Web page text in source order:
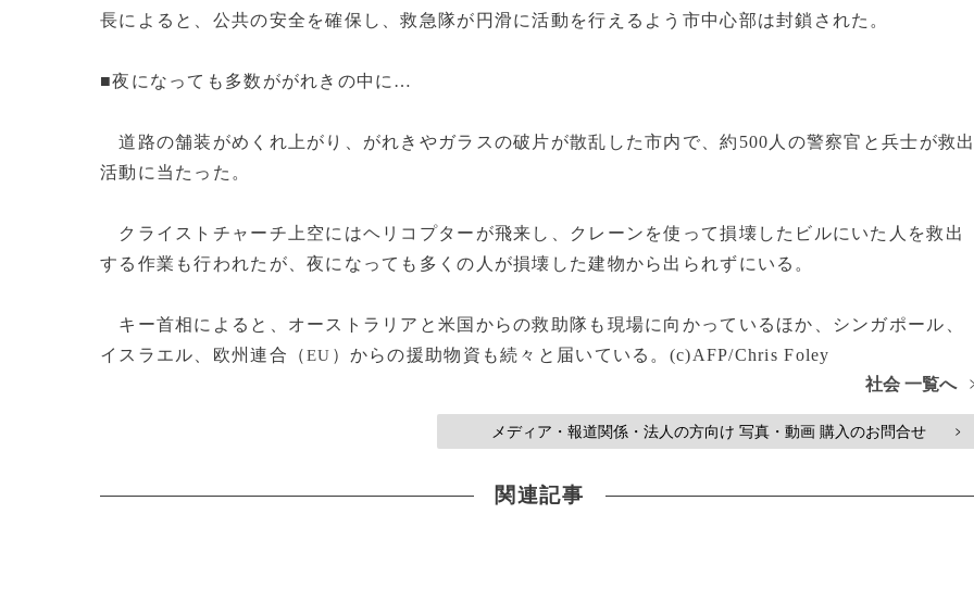
長によると、公共の安全を確保し、救急隊が円滑に活動を行えるよう市中心部は封鎖された。
■夜になっても多数ががれきの中に…
道路の舗装がめくれ上がり、がれきやガラスの破片が散乱した市内で、約500人の警察官と兵士が救
活動に当たった。
クライストチャーチ上空にはヘリコプターが飛来し、クレーンを使って損壊したビルにいた人を救出
する作業も行われたが、夜になっても多くの人が損壊した建物から出られずにいる。
キー首相によると、オーストラリアと米国からの救助隊も現場に向かっているほか、シンガポール、
イスラエル、欧州連合（EU ）からの援助物資も続々と届いている。(c)AFP/Chris Foley
社会 一覧へ
メディア・報道関係・法人の方向け 写真・動画 購入のお問合せ >
関連記事